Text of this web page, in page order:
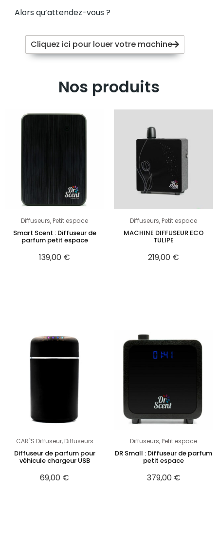
Alors qu’attendez-vous ?
Cliquez ici pour louer votre machine
Nos produits
Diffuseurs, Petit espace
Smart Scent : Diffuseur de
parfum petit espace
139,00 €
Diffuseurs, Petit espace
MACHINE DIFFUSEUR ECO
TULIPE
219,00 €
CAR`S Diffuseur, Diffuseurs
Diffuseur de parfum pour
véhicule chargeur USB
69,00 €
Diffuseurs, Petit espace
DR Small : Diffuseur de parfum
petit espace
379,00 €